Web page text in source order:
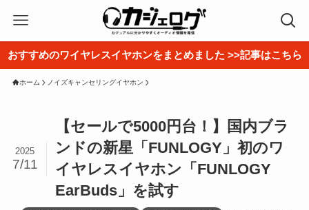
おすすめのワイヤレスイヤホンをまとめました >>記事はこちら
ホーム ノイズキャンセリングイヤホン
【セールで5000円台！】国内ブラ
ンドの新星「FUNLOGY」初のワ
イヤレスイヤホン「FUNLOGY
EarBuds」を試す
2025
7/11